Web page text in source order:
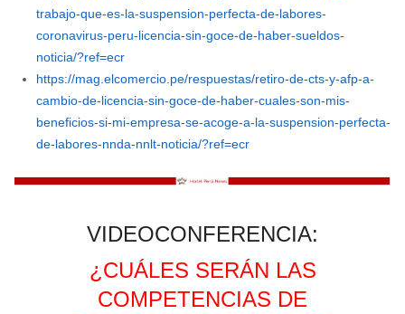
trabajo-que-es-la-suspension-perfecta-de-labores-
coronavirus-peru-licencia-sin-goce-de-haber-sueldos-
noticia/?ref=ecr
https://mag.elcomercio.pe/respuestas/retiro-de-cts-y-afp-a-
cambio-de-licencia-sin-goce-de-haber-cuales-son-mis-
beneficios-si-mi-empresa-se-acoge-a-la-suspension-perfecta-
de-labores-nnda-nnlt-noticia/?ref=ecr
VIDEOCONFERENCIA:
¿CUÁLES SERÁN LAS
COMPETENCIAS DE